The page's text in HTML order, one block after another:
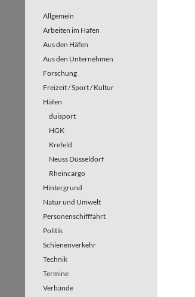
Allgemein
Arbeiten im Hafen
Aus den Häfen
Aus den Unternehmen
Forschung
Freizeit / Sport / Kultur
Häfen
duisport
HGK
Krefeld
Neuss Düsseldorf
Rheincargo
Hintergrund
Natur und Umwelt
Personenschifffahrt
Politik
Schienenverkehr
Technik
Termine
Verbände